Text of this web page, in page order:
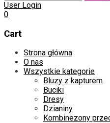
User Login
0
Cart
Skip
content
Strona główna
O nas
Wszystkie kategorie
Bluzy z kapturem
Buciki
Dresy
Dzianiny
Kombinezony